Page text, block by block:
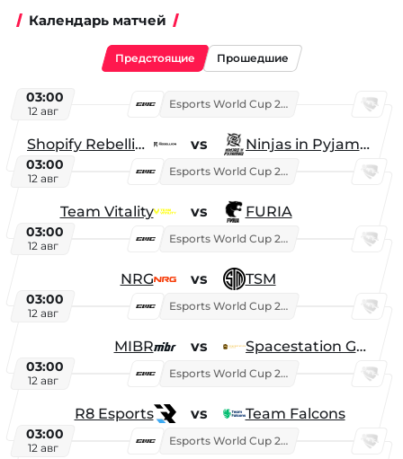
Календарь матчей
Предстоящие Прошедшие
03:00
12 авг
Esports World Cup 2026
Shopify Rebellion vs Ninjas in Pyjamas
03:00
12 авг
Esports World Cup 2026
Team Vitality vs FURIA
03:00
12 авг
Esports World Cup 2026
NRG vs TSM
03:00
12 авг
Esports World Cup 2026
MIBR vs Spacestation Gaming
03:00
12 авг
Esports World Cup 2026
R8 Esports vs Team Falcons
03:00
12 авг
Esports World Cup 2026